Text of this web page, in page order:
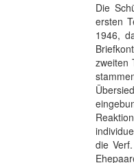
Die
ersten
1946,
zweiten
die